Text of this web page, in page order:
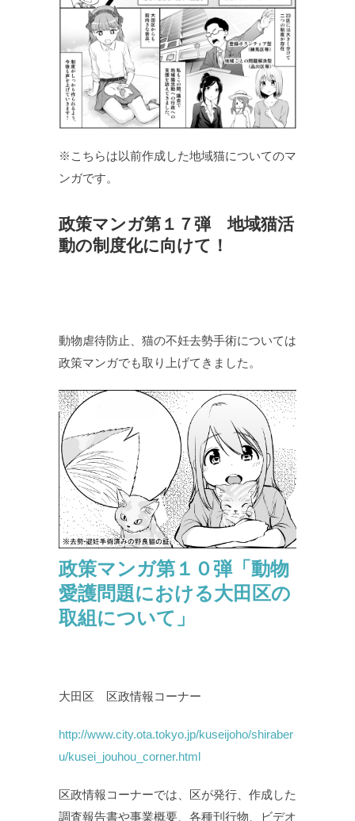
※こちらは以前作成した地域猫についてのマ
ンガです。
政策マンガ第１７弾 地域猫活
動の制度化に向けて！
動物虐待防止、猫の不妊去勢手術については
政策マンガでも取り上げてきました。
政策マンガ第１０弾「動物
愛護問題における大田区の
取組について」
大田区 区政情報コーナー
http://www.city.ota.tokyo.jp/kuseijoho/shiraber
u/kusei_jouhou_corner.html
区政情報コーナーでは、区が発行、作成した
調査報告書や事業概要、各種刊行物、ビデオ